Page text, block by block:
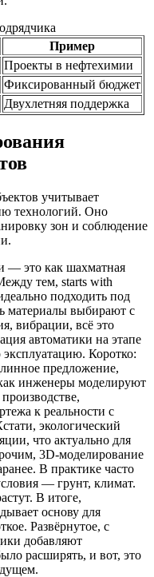
Пример
Проекты в нефтехимии
Фиксированный бюджет
Двухлетняя поддержка
учитывает
технологий. Оно
зон и соблюдение
— это как шахматная
тем, starts with
подходить под
материалы выбирают с
вибрации, всё это
автоматики на этапе
Коротко:
предложение,
инженеры моделируют
к реальности с
экологический
что актуально для
3D-моделирование
В практике часто
— грунт, климат.
В итоге,
основу для
Развёрнутое, с
добавляют
расширять, и вот, это